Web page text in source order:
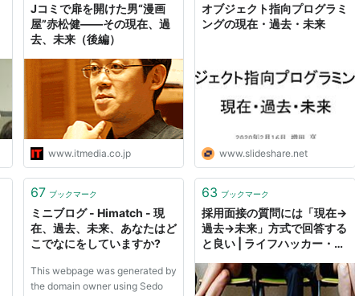
Jコミで扉を開けた男“漫画
屋”赤松健――その現在、過
去、未来（後編）
www.itmedia.co.jp
オブジェクト指向プログラミ
ングの現在・過去・未来
www.slideshare.net
67 ブックマーク
ミニブログ - Himatch - 現
在、過去、未来、あなたはど
こでなにをしていますか?
This webpage was generated by
the domain owner using Sedo
63 ブックマーク
採用面接の質問には「現在→
過去→未来」方式で回答する
と良い | ライフハッカー・ジ